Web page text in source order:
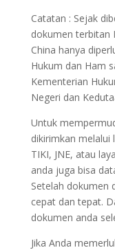
Catatan : Sejak
dokumen terbitan
China hanya
Hukum dan Ham
Kementerian
Negeri dan
Untuk
dikirimkan melalui
TIKI, JNE, atau
anda juga bisa
Setelah dokumen
cepat dan tepat.
dokumen anda
Jika Anda